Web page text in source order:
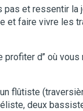
pas et ressentir la
et faire vivre les
d’’ où
flûtiste
deux